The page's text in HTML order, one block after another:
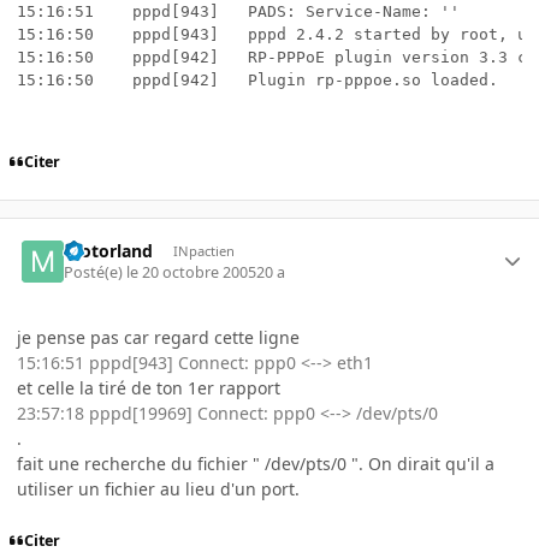
15:16:51	pppd[943]	PADS: Service-Name: ''
15:16:50	pppd[943]	pppd 2.4.2 started by root, uid 0
15:16:50	pppd[942]	RP-PPPoE plugin version 3.3 compiled against pppd 2.4.2
15:16:50	pppd[942]	Plugin rp-pppoe.so loaded.
Citer
motorland INpactien
Posté(e) le 20 octobre 200520 a
je pense pas car regard cette ligne
15:16:51 pppd[943] Connect: ppp0 <--> eth1
et celle la tiré de ton 1er rapport
23:57:18 pppd[19969] Connect: ppp0 <--> /dev/pts/0
.
fait une recherche du fichier " /dev/pts/0 ". On dirait qu'il a
utiliser un fichier au lieu d'un port.
Citer